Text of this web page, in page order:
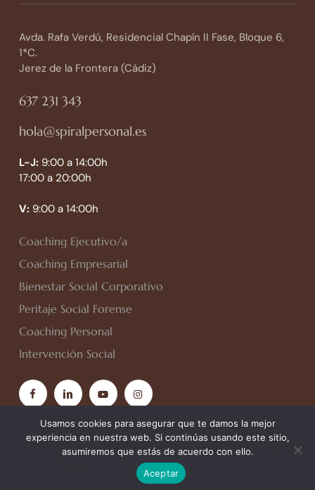
Avda. Rafa Verdú, Residencial Chapín II Fase, Bloque 6,
1*C.
Jerez de la Frontera (Cádiz)
637 231 343
hola@spiralpersonal.es
L-J: 9:00 a 14:00h
17:00 a 20:00h
V: 9:00 a 14:00h
Coaching Ejecutivo/a
Coaching Empresarial
Bienestar Social Corporativo
Peritaje Social Forense
Coaching Personal
Intervención Social
facebooklinkedinyoutubeinstagram
© 2026 Spiral Personal. Todos los derechos reservados.Aviso Legal
Política de Cookies
Usamos cookies para asegurar que te damos la mejor
experiencia en nuestra web. Si continúas usando este sitio,
asumiremos que estás de acuerdo con ello.
Aceptar